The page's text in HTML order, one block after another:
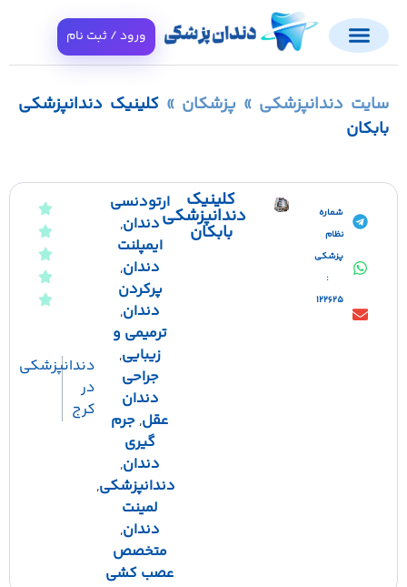
ورود / ثبت نام
دندانپزشکی» پزشکان» کلینیک دندانپزشکی
شماره
پزشکی
122625
کلینیک
دندانپزشکی
بابکان
ارتودنسی
دندان,
ایمپلنت
دندان,
پرکردن
دندان,
ترمیمی و
زیبایی,
جراحی
دندان
عقل,جرم
گیری
دندان,
دندانپزشکی,
لمینت
دندان,
متخصص
عصب کشی
دندانپزشکی
کرج